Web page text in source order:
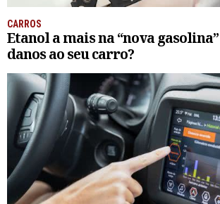
CARROS
Etanol a mais na “nova
danos ao seu carro?